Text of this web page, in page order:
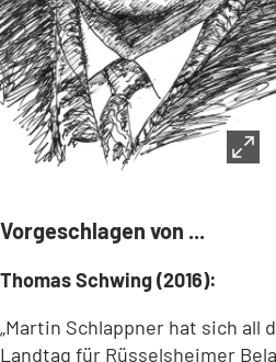
Vorgeschlagen von ...
Thomas Schwing (2016):
„Martin Schlappner hat sich all
Landtag für Rüsselsheimer